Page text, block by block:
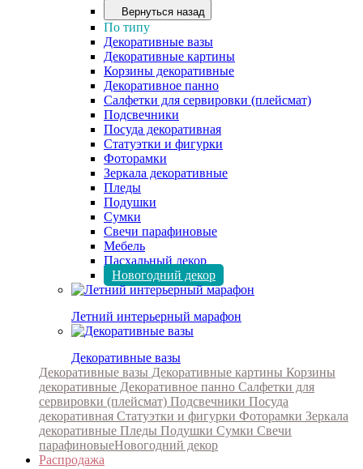
Вернуться назад
По типу
Декоративные вазы
Декоративные картины
Корзины декоративные
Декоративное панно
Салфетки для сервировки (плейсмат)
Подсвечники
Посуда декоративная
Статуэтки и фигурки
Фоторамки
Зеркала декоративные
Пледы
Подушки
Сумки
Свечи парафиновые
Мебель
Пасхальный декор
Новогодний декор
Летний интерьерный марафон
Декоративные вазы
Декоративные вазы Декоративные картины Корзины
декоративные Декоративное панно Салфетки для
сервировки (плейсмат) Подсвечники Посуда
декоративная Статуэтки и фигурки Фоторамки Зеркала
декоративные Пледы Подушки Сумки Свечи
парафиновыеНовогодний декор
Распродажа